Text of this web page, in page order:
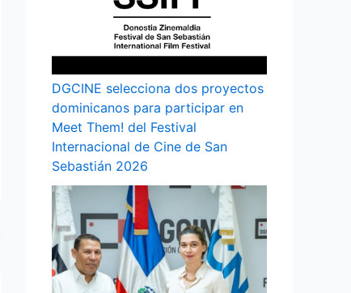
DGCINE selecciona dos proyectos
dominicanos para participar en
Meet Them! del Festival
Internacional de Cine de San
Sebastián 2026